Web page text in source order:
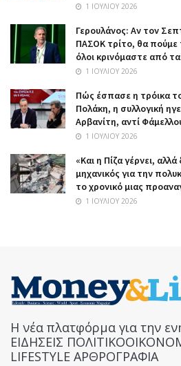
1 ΙΟΥΛΊΟΥ 2026
Γερουλάνος: Αν τον
ΠΑΣΟΚ τρίτο, θα
όλοι κρινόμαστε από
1 ΙΟΥΛΊΟΥ 2026
Πώς έσπασε η τρόικα
Πολάκη, η συλλογική
Αρβανίτη, αντί
1 ΙΟΥΛΊΟΥ 2026
«Και η Πίζα γέρνει,
μηχανικός για την
το χρονικό μιας
1 ΙΟΥΛΊΟΥ 2026
Η νέα πλατφόρμα για την
ΕΙΔΗΣΕΙΣ
LIFESTYLE ΑΡΘΡΟΓΡΑΦΙΑ